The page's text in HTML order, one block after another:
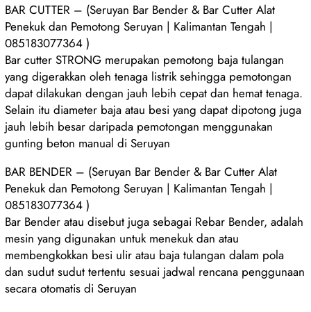
BAR CUTTER – (Seruyan Bar Bender & Bar Cutter Alat
Penekuk dan Pemotong Seruyan | Kalimantan Tengah |
085183077364 )
Bar cutter STRONG merupakan pemotong baja tulangan
yang digerakkan oleh tenaga listrik sehingga pemotongan
dapat dilakukan dengan jauh lebih cepat dan hemat tenaga.
Selain itu diameter baja atau besi yang dapat dipotong juga
jauh lebih besar daripada pemotongan menggunakan
gunting beton manual di Seruyan
BAR BENDER – (Seruyan Bar Bender & Bar Cutter Alat
Penekuk dan Pemotong Seruyan | Kalimantan Tengah |
085183077364 )
Bar Bender atau disebut juga sebagai Rebar Bender, adalah
mesin yang digunakan untuk menekuk dan atau
membengkokkan besi ulir atau baja tulangan dalam pola
dan sudut sudut tertentu sesuai jadwal rencana penggunaan
secara otomatis di Seruyan